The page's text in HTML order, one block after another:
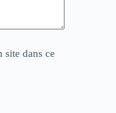
site dans ce